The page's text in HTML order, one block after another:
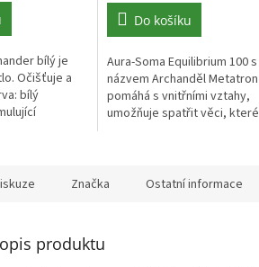
bílý je
Očišťuje a
bílý
5,0
z
5
hvězdiček.
Do košíku
Aura-Soma Equilibrium 100 s
názvem Archanděl Metatron
pomáhá s vnitřními vztahy,
umožňuje spatřit věci, které
Značka Ostatní informace
produktu